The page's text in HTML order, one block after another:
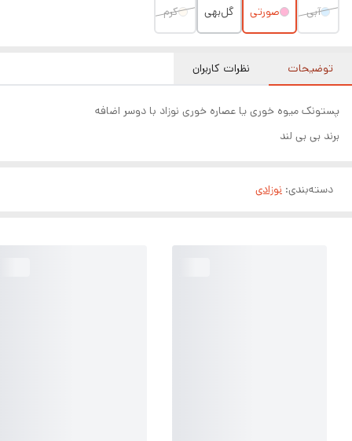
آبی صورتی گل‌بهی کرم
توضیحات نظرات کاربران
پستونک میوه خوری یا عصاره خوری نوزاد با دوسر اضافه
برند بی بی لند
دسته‌بندی: نوزادی